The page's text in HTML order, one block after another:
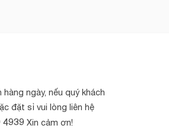
ngày, nếu quý khách
đặt sỉ vui lòng liên hệ
4939 Xin cảm ơn!